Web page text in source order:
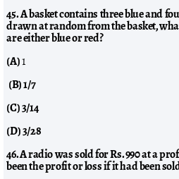
45. A basket contains three blue and
drawn at random from the basket,
are either blue or red?
(A)1
(B) 1/7
(C) 3/14
(D) 3/28
46. A radio was sold for Rs. 990 at a
been the profit or loss if it had been